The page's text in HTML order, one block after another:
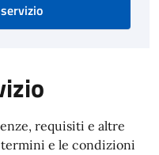
requisiti e altre
e le condizioni